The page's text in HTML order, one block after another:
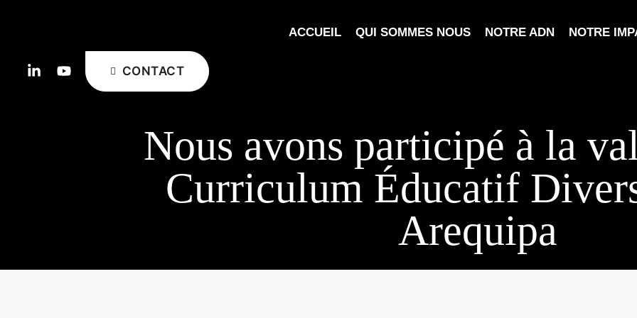
ACCUEIL QUI SOMMES NOUS NOTRE ADN NOTRE
CONTACT
Nous avons participé à la
Curriculum Éducatif
Arequipa